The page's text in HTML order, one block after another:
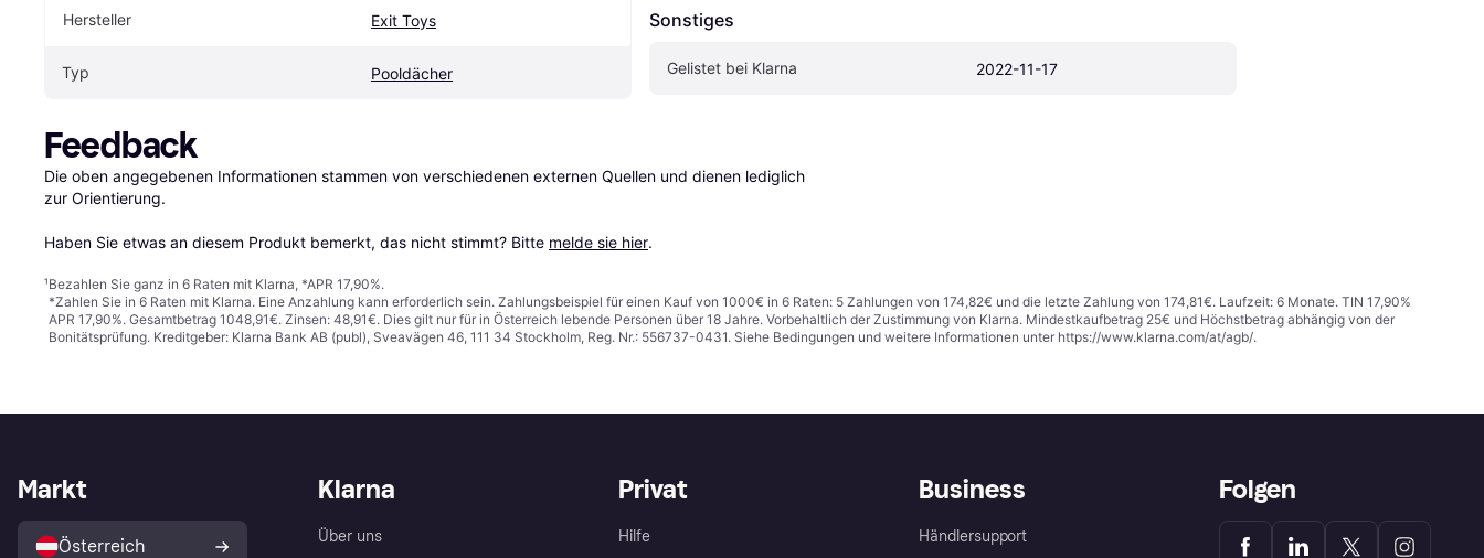
Hersteller Exit Toys
Typ Pooldächer
Sonstiges
Gelistet bei Klarna 2022-11-17
Feedback
Die oben angegebenen Informationen stammen von verschiedenen externen Quellen und dienen lediglich
zur Orientierung.
Haben Sie etwas an diesem Produkt bemerkt, das nicht stimmt? Bitte melde sie hier.
¹Bezahlen Sie ganz in 6 Raten mit Klarna, *APR 17,90%.
*Zahlen Sie in 6 Raten mit Klarna. Eine Anzahlung kann erforderlich sein. Zahlungsbeispiel für einen Kauf von 1000€ in 6 Raten: 5 Zahlungen von 174,82€ und die letzte Zahlung von 174,81€. Laufzeit: 6 Monate. TIN 17,90%
APR 17,90%. Gesamtbetrag 1048,91€. Zinsen: 48,91€. Dies gilt nur für in Österreich lebende Personen über 18 Jahre. Vorbehaltlich der Zustimmung von Klarna. Mindestkaufbetrag 25€ und Höchstbetrag abhängig von der
Bonitätsprüfung. Kreditgeber: Klarna Bank AB (publ), Sveavägen 46, 111 34 Stockholm, Reg. Nr.: 556737-0431. Siehe Bedingungen und weitere Informationen unter https://www.klarna.com/at/agb/.
Klarna
Über uns
Privat
Hilfe
Business
Händlersupport
Markt
Österreich
Folgen